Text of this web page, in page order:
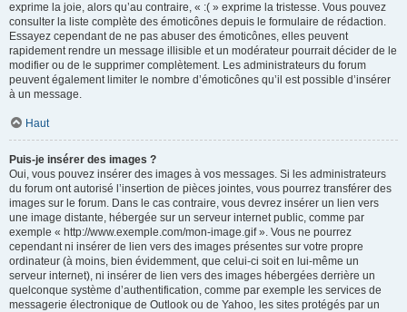
exprime la joie, alors qu’au contraire, « :( » exprime la tristesse. Vous pouvez
consulter la liste complète des émoticônes depuis le formulaire de rédaction.
Essayez cependant de ne pas abuser des émoticônes, elles peuvent
rapidement rendre un message illisible et un modérateur pourrait décider de le
modifier ou de le supprimer complètement. Les administrateurs du forum
peuvent également limiter le nombre d’émoticônes qu’il est possible d’insérer
à un message.
Haut
Puis-je insérer des images ?
Oui, vous pouvez insérer des images à vos messages. Si les administrateurs
du forum ont autorisé l’insertion de pièces jointes, vous pourrez transférer des
images sur le forum. Dans le cas contraire, vous devrez insérer un lien vers
une image distante, hébergée sur un serveur internet public, comme par
exemple « http://www.exemple.com/mon-image.gif ». Vous ne pourrez
cependant ni insérer de lien vers des images présentes sur votre propre
ordinateur (à moins, bien évidemment, que celui-ci soit en lui-même un
serveur internet), ni insérer de lien vers des images hébergées derrière un
quelconque système d’authentification, comme par exemple les services de
messagerie électronique de Outlook ou de Yahoo, les sites protégés par un